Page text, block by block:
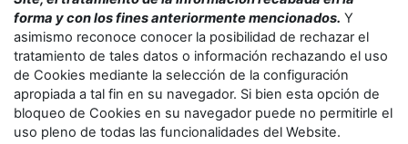
forma y con los fines anteriormente mencionados. Y
asimismo reconoce conocer la posibilidad de rechazar el
tratamiento de tales datos o información rechazando el uso
de Cookies mediante la selección de la configuración
apropiada a tal fin en su navegador. Si bien esta opción de
bloqueo de Cookies en su navegador puede no permitirle el
uso pleno de todas las funcionalidades del Website.